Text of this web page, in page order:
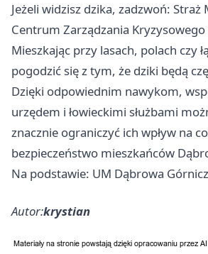
Jeżeli widzisz dzika, zadzwoń: Straż
Centrum Zarządzania
Mieszkając przy lasach, polach czy
pogodzić się z tym, że dziki będą
Dzięki odpowiednim nawykom,
urzędem i łowieckimi służbami
znacznie ograniczyć ich wpływ na
bezpieczeństwo mieszkańców
Na podstawie: UM Dąbrowa
Autor:krystian